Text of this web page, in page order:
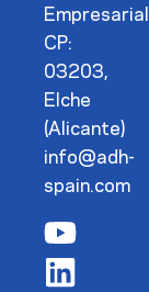
Empresarial
CP:
03203,
Elche
(Alicante)
info@adh-
spain.com